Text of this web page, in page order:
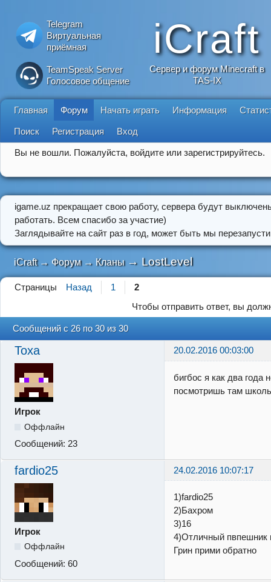
Telegram
Виртуальная
приёмная
TeamSpeak Server
Голосовое общение
iCraft
Сервер и форум Minecraft в
TAS-IX
Главная Форум Начать играть Информация
Поиск Регистрация Вход
Вы не вошли. Пожалуйста, войдите или зарегистрируйтесь.
igame.uz прекращает свою работу, сервера будут
работать. Всем спасибо за участие)
Заглядывайте на сайт раз в год, может быть мы
iCraft → Форум → Кланы → LostLevel
Страницы Назад 1
2
Чтобы отправить ответ, вы
Сообщений с 26 по 30 из 30
Toxa 20.02.2016 00:03:00
Игрок
Оффлайн
Сообщений: 23
бигбос я как два года
посмотришь там
fardio25 24.02.2016 10:07:17
Игрок
Оффлайн
Сообщений: 60
1)fardio25
2)Бахром
3)16
4)Отличный пвпешник
Грин прими обратно